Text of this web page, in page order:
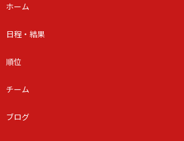
ホーム
日程・結果
順位
チーム
ブログ